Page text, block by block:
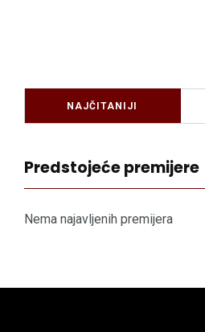
NAJČITANIJI
Predstojeće premijere
Nema najavljenih premijera